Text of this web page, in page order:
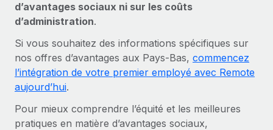
d’avantages sociaux ni sur les coûts
d’administration.
Si vous souhaitez des informations spécifiques sur
nos offres d’avantages aux Pays-Bas, commencez
l’intégration de votre premier employé avec Remote
aujourd’hui.
Pour mieux comprendre l’équité et les meilleures
pratiques en matière d’avantages sociaux,